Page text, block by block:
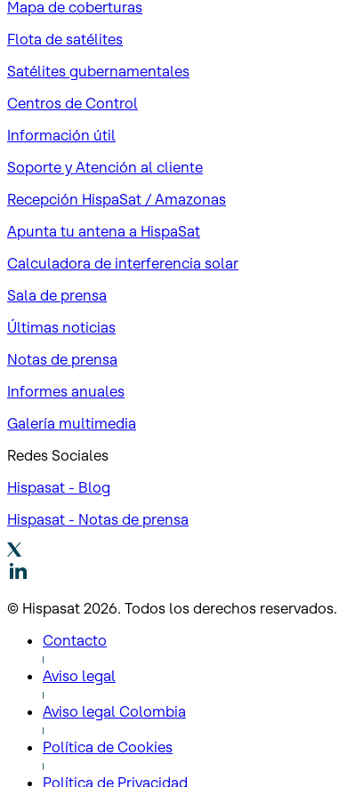
Mapa de coberturas
Flota de satélites
Satélites gubernamentales
Centros de Control
Información útil
Soporte y Atención al cliente
Recepción HispaSat / Amazonas
Apunta tu antena a HispaSat
Calculadora de interferencia solar
Sala de prensa
Últimas noticias
Notas de prensa
Informes anuales
Galería multimedia
Redes Sociales
Hispasat - Blog
Hispasat - Notas de prensa
© Hispasat 2026. Todos los derechos reservados.
Contacto
Aviso legal
Aviso legal Colombia
Política de Cookies
Política de Privacidad